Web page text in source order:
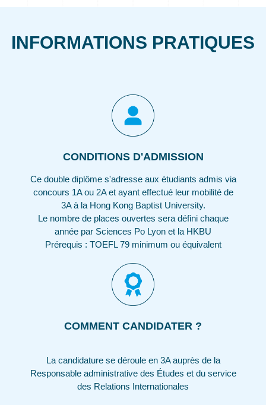
INFORMATIONS PRATIQUES
CONDITIONS D'ADMISSION
Ce double diplôme s'adresse aux étudiants admis via
concours 1A ou 2A et ayant effectué leur mobilité de
3A à la Hong Kong Baptist University.
Le nombre de places ouvertes sera défini chaque
année par Sciences Po Lyon et la HKBU
Prérequis : TOEFL 79 minimum ou équivalent
COMMENT CANDIDATER ?
La candidature se déroule en 3A auprès de la
Responsable administrative des Études et du service
des Relations Internationales